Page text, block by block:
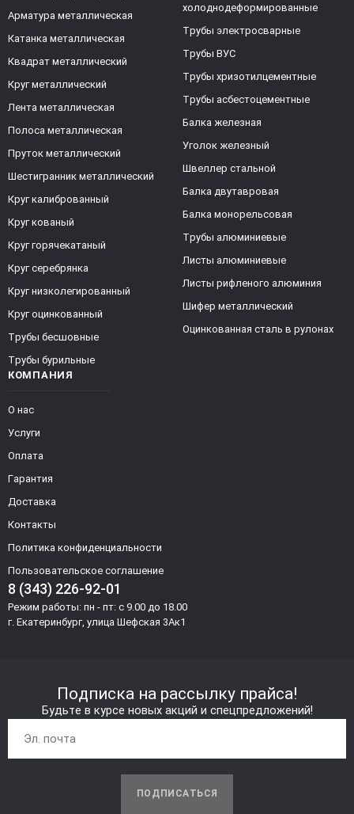
КОМПАНИЯ
О нас
Услуги
Оплата
Гарантия
Доставка
Контакты
Политика конфиденциальности
Пользовательское соглашение
8 (343) 226-92-01
Режим работы: пн - пт: с 9.00 до 18.00
г. Екатеринбург, улица Шефская 3Ак1
Арматура металлическая
Катанка металлическая
Квадрат металлический
Круг металлический
Лента металлическая
Полоса металлическая
Пруток металлический
Шестигранник металлический
Круг калиброванный
Круг кованый
Круг горячекатаный
Круг серебрянка
Круг низколегированный
Круг оцинкованный
Трубы бесшовные
Трубы бурильные
холоднодеформированные
Трубы электросварные
Трубы ВУС
Трубы хризотилцементные
Трубы асбестоцементные
Балка железная
Уголок железный
Швеллер стальной
Балка двутавровая
Балка монорельсовая
Трубы алюминиевые
Листы алюминиевые
Листы рифленого алюминия
Шифер металлический
Оцинкованная сталь в рулонах
Подписка на рассылку прайса!
Будьте в курсе новых акций и спецпредложений!
ПОДПИСАТЬСЯ